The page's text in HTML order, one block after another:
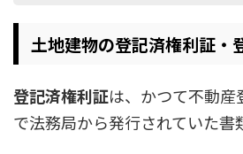
土地建物の登記済権利証・
登記済権利証は、かつて不動
で法務局から発行されていた書